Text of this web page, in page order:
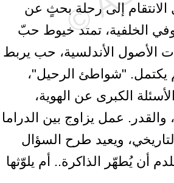
الانتقام إلى رحلة بحثٍ عن
الخلفية، تمتد خيوط حبّ
الأصول الأندلسية، حب يربط
يكتمل. "شواطئ الرحيل"،
الكبرى عن الهوية،
والقدر. عمل يزاوج بين الدراما
ويعيد طرح السؤال
أن يُطهّر الذاكرة.. أم يلوّثها